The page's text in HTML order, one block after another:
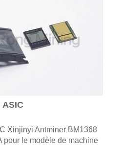
Xinjinyi Antminer BM1368
pour le modèle de machine